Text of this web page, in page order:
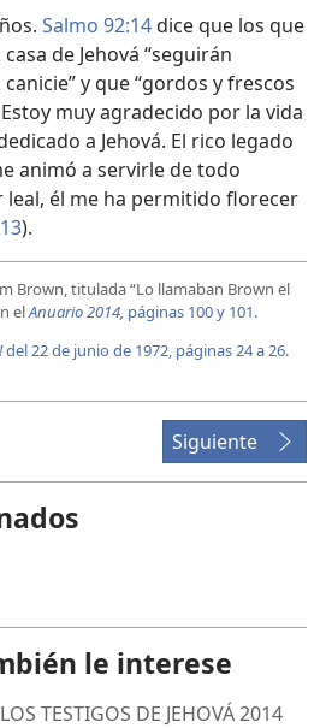
Salmo 92:14dice que los que
de Jehová “seguirán
y que “gordos y frescos
muy agradecido por la vida
a Jehová. El rico legado
animó a servirle de todo
leal, él me ha permitido florecer
).
Brown, titulada “Lo llamaban Brown el
elAnuario 2014, páginas 100 y 101.
del 22 de junio de 1972, páginas 24 a 26.
Siguiente
le interese
TESTIGOS DE JEHOVÁ 2014